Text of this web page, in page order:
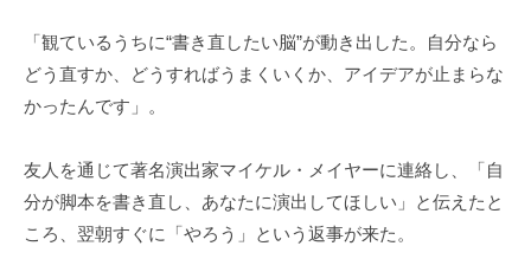
「観ているうちに“書き直したい脳”が動き出した。自分なら
どう直すか、どうすればうまくいくか、アイデアが止まらな
かったんです」。
友人を通じて著名演出家マイケル・メイヤーに連絡し、「自
分が脚本を書き直し、あなたに演出してほしい」と伝えたと
ころ、翌朝すぐに「やろう」という返事が来た。